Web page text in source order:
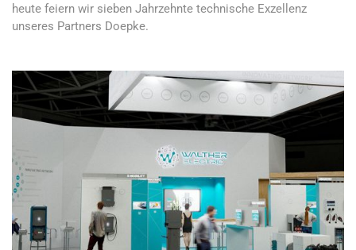
heute feiern wir sieben Jahrzehnte technische Exzellenz
unseres Partners Doepke.